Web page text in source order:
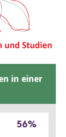
in einer